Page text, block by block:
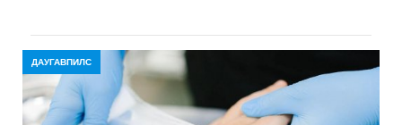
ДАУГАВПИЛС